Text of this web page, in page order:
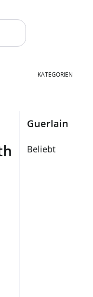
KATEGORIEN
Guerlain
Beliebt